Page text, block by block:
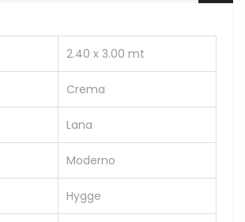
2.40 x 3.00 mt
Crema
Lana
Moderno
Hygge